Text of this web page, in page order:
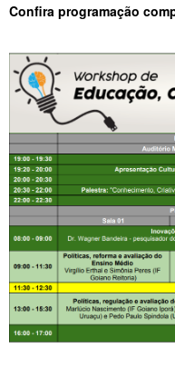
Confira programação